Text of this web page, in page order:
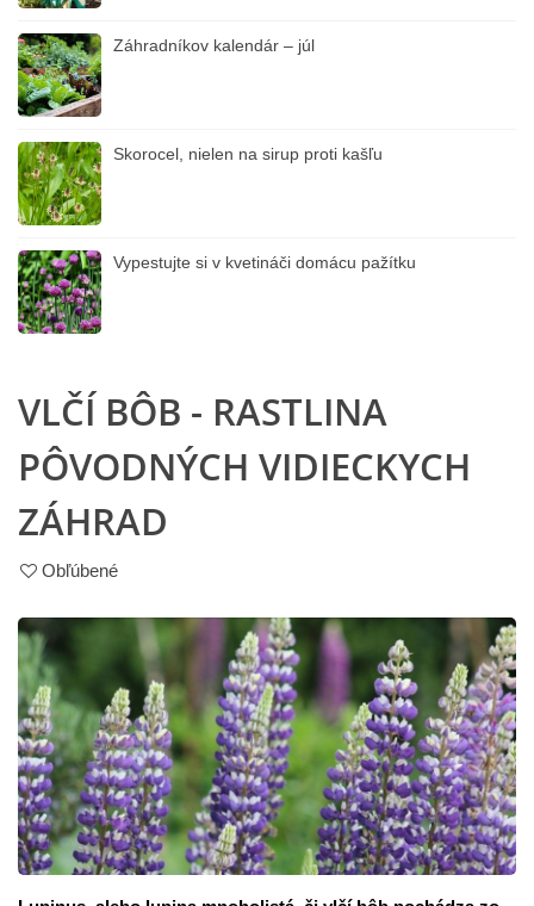
Záhradníkov kalendár – júl
Skorocel, nielen na sirup proti kašľu
Vypestujte si v kvetináči domácu pažítku
VLČÍ BÔB - RASTLINA
PÔVODNÝCH VIDIECKYCH
ZÁHRAD
Obľúbené